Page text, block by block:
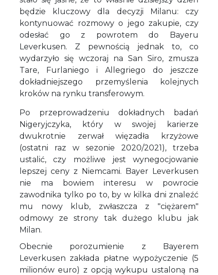
będzie kluczowy dla decyzji Milanu: czy
kontynuować rozmowy o jego zakupie, czy
odesłać go z powrotem do Bayeru
Leverkusen. Z pewnością jednak to, co
wydarzyło się wczoraj na San Siro, zmusza
Tare, Furlaniego i Allegriego do jeszcze
dokładniejszego przemyślenia kolejnych
kroków na rynku transferowym.
Po przeprowadzeniu dokładnych badań
Nigeryjczyka, który w swojej karierze
dwukrotnie zerwał więzadła krzyżowe
(ostatni raz w sezonie 2020/2021), trzeba
ustalić, czy możliwe jest wynegocjowanie
lepszej ceny z Niemcami. Bayer Leverkusen
nie ma bowiem interesu w powrocie
zawodnika tylko po to, by w kilka dni znaleźć
mu nowy klub, zwłaszcza z "ciężarem"
odmowy ze strony tak dużego klubu jak
Milan.
Obecnie porozumienie z Bayerem
Leverkusen zakłada płatne wypożyczenie (5
milionów euro) z opcją wykupu ustaloną na